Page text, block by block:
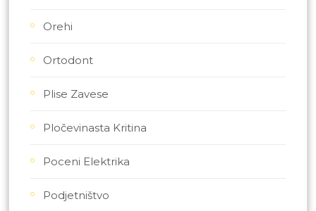
Orehi
Ortodont
Plise Zavese
Pločevinasta Kritina
Poceni Elektrika
Podjetništvo